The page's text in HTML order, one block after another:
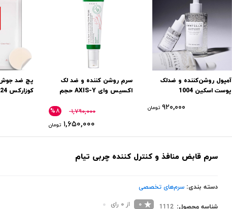
آمپول روشن‌کننده و ضدلک
پوست اسکین 1004
۹۲۰,۰۰۰ تومان
سرم روشن‌ کننده و ضد لک
اکسیس وای AXIS-Y حجم
۱,۷۹۰,۰۰۰
۱,۶۵۰,۰۰۰ تومان
%۸
پچ ضد
کوزارکس 24 عددی
سرم قابض منافذ و کنترل کننده چربی تیام
دسته بندی: سرم‌های تخصصی
شناسه محصول: 1112
0 از 0 رای